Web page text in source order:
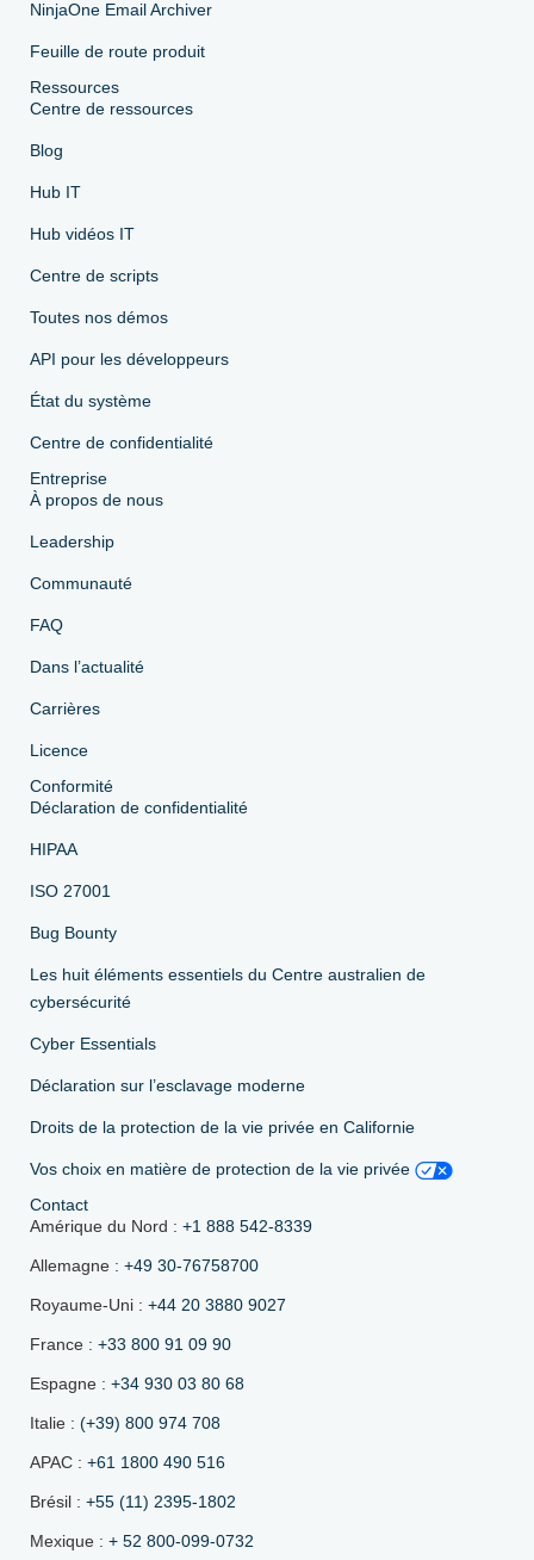
NinjaOne Email Archiver
Feuille de route produit
Ressources
Centre de ressources
Blog
Hub IT
Hub vidéos IT
Centre de scripts
Toutes nos démos
API pour les développeurs
État du système
Centre de confidentialité
Entreprise
À propos de nous
Leadership
Communauté
FAQ
Dans l’actualité
Carrières
Licence
Conformité
Déclaration de confidentialité
HIPAA
ISO 27001
Bug Bounty
Les huit éléments essentiels du Centre australien de
cybersécurité
Cyber Essentials
Déclaration sur l’esclavage moderne
Droits de la protection de la vie privée en Californie
Vos choix en matière de protection de la vie privée
Contact
Amérique du Nord : +1 888 542-8339
Allemagne : +49 30-76758700
Royaume-Uni : +44 20 3880 9027
France : +33 800 91 09 90
Espagne : +34 930 03 80 68
Italie : (+39) 800 974 708
APAC : +61 1800 490 516
Brésil : +55 (11) 2395-1802
Mexique : + 52 800-099-0732